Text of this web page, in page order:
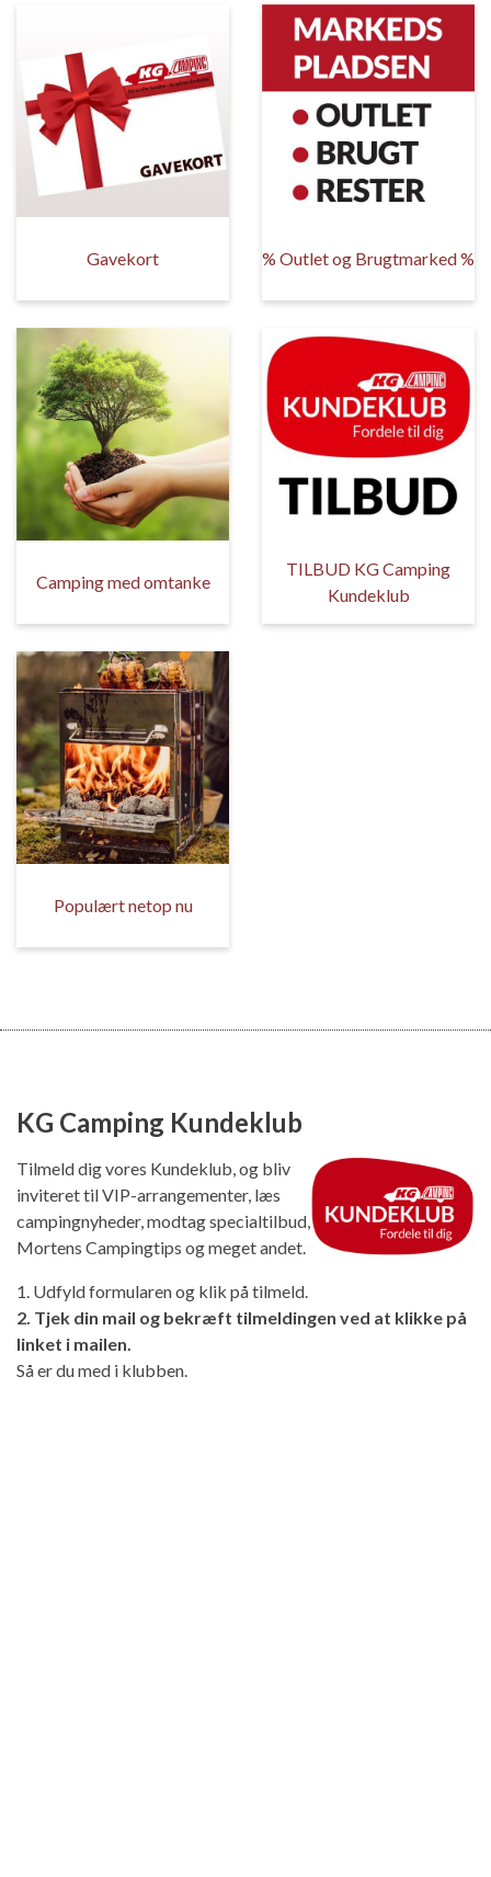
Gavekort % Outlet og Brugtmarked %
Camping med omtanke
TILBUD KG Camping
Kundeklub
Populært netop nu
KG Camping Kundeklub
Tilmeld dig vores Kundeklub, og bliv
inviteret til VIP-arrangementer, læs
campingnyheder, modtag specialtilbud,
Mortens Campingtips og meget andet.
1. Udfyld formularen og klik på tilmeld.
2. Tjek din mail og bekræft tilmeldingen ved at klikke på
linket i mailen.
Så er du med i klubben.